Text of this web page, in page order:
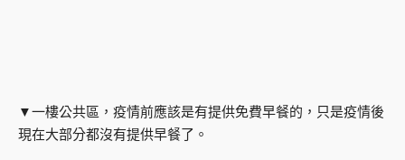
▼一樓公共區，疫情前應該是有提供免費早餐的，只是疫情後
現在大部分都沒有提供早餐了。